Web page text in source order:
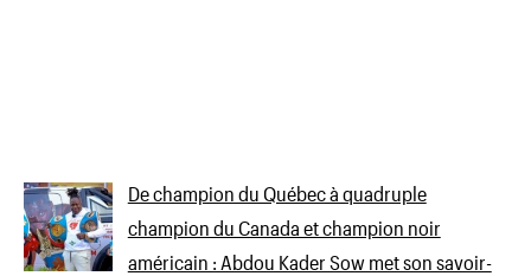
De champion du Québec à quadruple
champion du Canada et champion noir
américain : Abdou Kader Sow met son savoir-